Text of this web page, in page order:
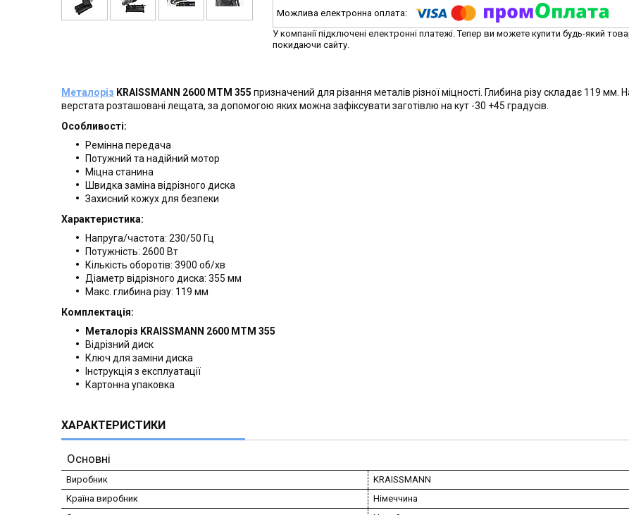
У компанії підключені електронні платежі. Тепер ви можете купити будь-який
покидаючи сайту.
Металоріз KRAISSMANN 2600 МТМ 355 призначений для різання металів різної міцності. Глибина різу складає 119 мм.
верстата розташовані лещата, за допомогою яких можна зафіксувати заготівлю на кут -30 +45 градусів.
Особливості:
Ремінна передача
Потужний та надійний мотор
Міцна станина
Швидка заміна відрізного диска
Захисний кожух для безпеки
Характеристика:
Напруга/частота: 230/50 Гц
Потужність: 2600 Вт
Кількість оборотів: 3900 об/хв
Діаметр відрізного диска: 355 мм
Макс. глибина різу: 119 мм
Комплектація:
Металоріз KRAISSMANN 2600 МТМ 355
Відрізний диск
Ключ для заміни диска
Інструкція з експлуатації
Картонна упаковка
ХАРАКТЕРИСТИКИ
Основні
Виробник
KRAISSMANN
Країна виробник
Німеччина